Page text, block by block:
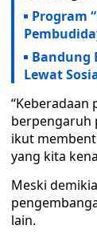
Program
Bandung
Lewat
“Keberadaan
berpengaruh
ikut
yang kita
Meski
lain.